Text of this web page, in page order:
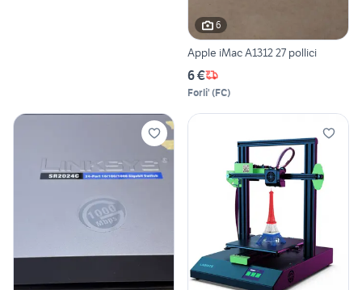
6
Apple iMac A1312 27 pollici
6 €
Forli' (FC)